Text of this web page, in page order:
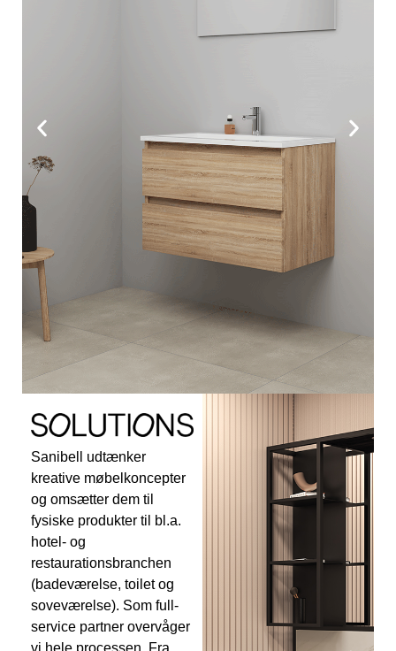
Sanibell udtænker
kreative møbelkoncepter
og omsætter dem til
fysiske produkter til bl.a.
hotel- og
restaurationsbranchen
(badeværelse, toilet og
soveværelse). Som full-
service partner overvåger